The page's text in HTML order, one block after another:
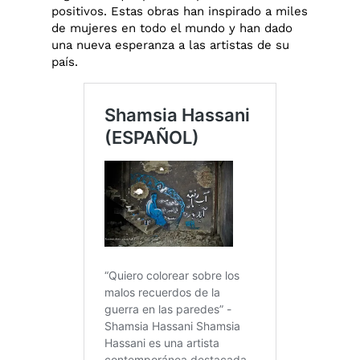
positivos. Estas obras han inspirado a miles
de mujeres en todo el mundo y han dado
una nueva esperanza a las artistas de su
país.